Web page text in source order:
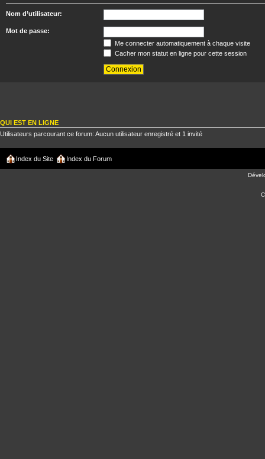
Nom d’utilisateur:
Mot de passe:
Me connecter automatiquement à chaque visite
Cacher mon statut en ligne pour cette session
QUI EST EN LIGNE
Utilisateurs parcourant ce forum: Aucun utilisateur enregistré et 1 invité
Index du Site Index du Forum